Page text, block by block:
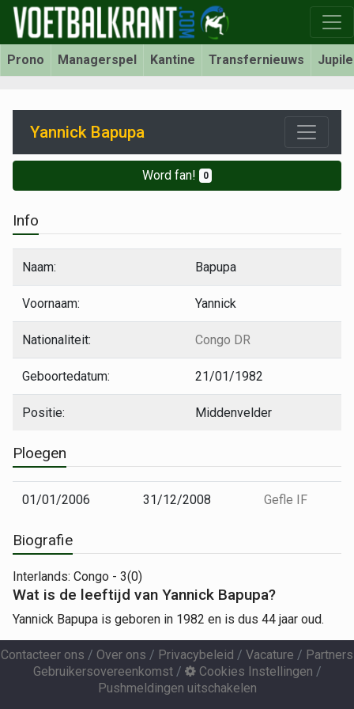
Prono Managerspel Kantine Transfernieuws
Yannick Bapupa
Word fan! 0
Info
Naam: Bapupa
Voornaam: Yannick
Nationaliteit: Congo DR
Geboortedatum: 21/01/1982
Positie: Middenvelder
Ploegen
01/01/2006 31/12/2008 Gefle IF
Biografie
Interlands: Congo - 3(0)
Wat is de leeftijd van Yannick Bapupa?
Yannick Bapupa is geboren in 1982 en is dus 44 jaar oud.
Contacteer ons / Over ons / Privacybeleid / Vacature / Partners
Gebruikersovereenkomst/ Cookies Instellingen /
Pushmeldingen uitschakelen